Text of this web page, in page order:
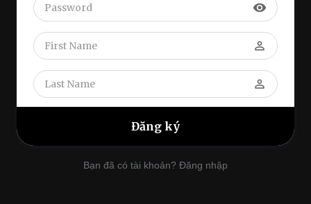
visibility
perm_identity
perm_identity
Bạn đã có tài khoản? Đăng nhập